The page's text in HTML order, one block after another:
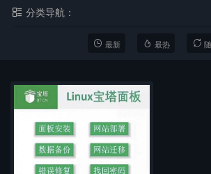
分类导航：
最新 最热